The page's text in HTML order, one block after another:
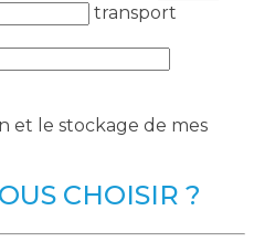
transport
et le stockage de mes
CHOISIR ?